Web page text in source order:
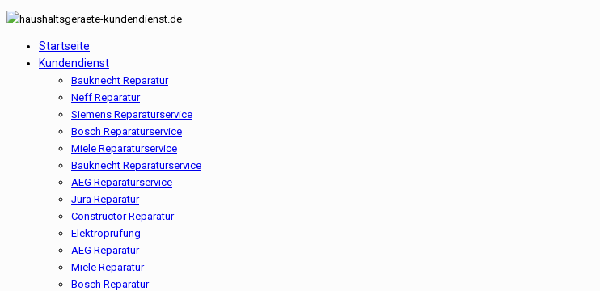
Startseite
Kundendienst
Bauknecht Reparatur
Neff Reparatur
Siemens Reparaturservice
Bosch Reparaturservice
Miele Reparaturservice
Bauknecht Reparaturservice
AEG Reparaturservice
Jura Reparatur
Constructor Reparatur
Elektroprüfung
AEG Reparatur
Miele Reparatur
Bosch Reparatur